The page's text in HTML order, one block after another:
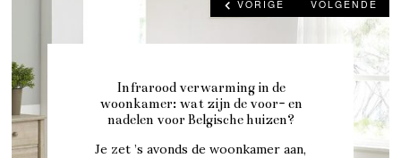
VORIGE
Infrarood verwarming in de
woonkamer: wat zijn de voor- en
nadelen voor Belgische huizen?
Je zet ’s avonds de woonkamer aan,
VOLGENDE